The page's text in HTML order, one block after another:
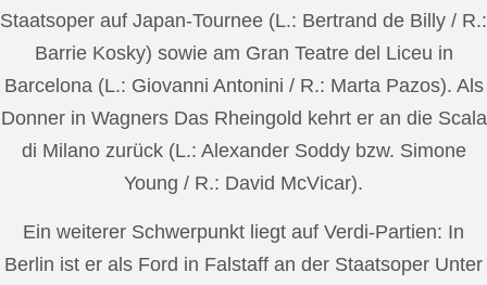
Staatsoper auf Japan-Tournee (L.: Bertrand de Billy / R.:
Barrie Kosky) sowie am Gran Teatre del Liceu in
Barcelona (L.: Giovanni Antonini / R.: Marta Pazos). Als
Donner in Wagners Das Rheingold kehrt er an die Scala
di Milano zurück (L.: Alexander Soddy bzw. Simone
Young / R.: David McVicar).
Ein weiterer Schwerpunkt liegt auf Verdi-Partien: In
Berlin ist er als Ford in Falstaff an der Staatsoper Unter